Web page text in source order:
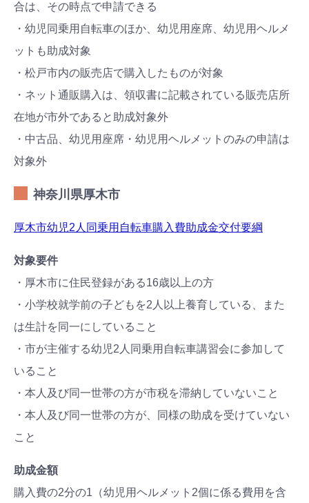
合は、その時点で申請できる
・幼児同乗用自転車のほか、幼児用座席、幼児用ヘルメ
ットも助成対象
・松戸市内の販売店で購入したものが対象
・ネット通販購入は、領収書に記載されている販売店所
在地が市外であると助成対象外
・中古品、幼児用座席・幼児用ヘルメットのみの申請は
対象外
神奈川県厚木市
厚木市幼児2人同乗用自転車購入費助成金交付要綱
対象要件
・厚木市に住民登録がある16歳以上の方
・小学校就学前の子どもを2人以上養育している、また
は生計を同一にしていること
・市が主催する幼児2人同乗用自転車講習会に参加して
いること
・本人及び同一世帯の方が市税を滞納していないこと
・本人及び同一世帯の方が、同様の助成を受けていない
こと
助成金額
購入費の2分の1（幼児用ヘルメット2個に係る費用を含